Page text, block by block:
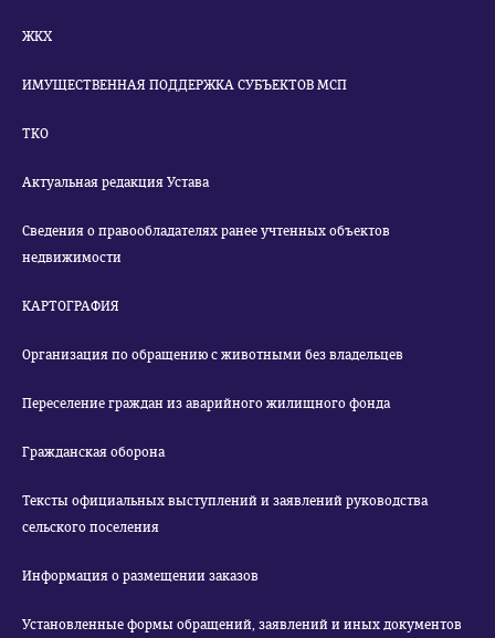
ЖКХ
ИМУЩЕСТВЕННАЯ ПОДДЕРЖКА СУБЪЕКТОВ МСП
ТКО
Актуальная редакция Устава
Сведения о правообладателях ранее учтенных объектов
недвижимости
КАРТОГРАФИЯ
Организация по обращению с животными без владельцев
Переселение граждан из аварийного жилищного фонда
Гражданская оборона
Тексты официальных выступлений и заявлений руководства
сельского поселения
Информация о размещении заказов
Установленные формы обращений, заявлений и иных документов